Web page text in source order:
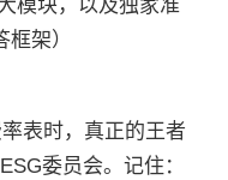
模块，以及独家准
架）
表时，真正的王者
委员会。记住：